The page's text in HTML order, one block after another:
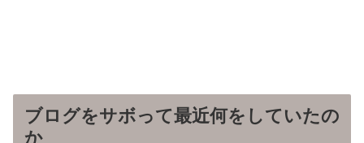
ブログをサボって最近何をしていたの
か